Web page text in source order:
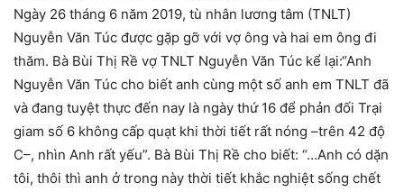
Ngày 26 tháng 6 năm 2019, tù nhân lương tâm (TNLT)
Nguyễn Văn Túc được gặp gỡ với vợ ông và hai em ông đi
thăm. Bà Bùi Thị Rề vợ TNLT Nguyễn Văn Túc kể lại:“Anh
Nguyễn Văn Túc cho biết anh cùng một số anh em TNLT đã
và đang tuyệt thực đến nay là ngày thứ 16 để phản đối Trại
giam số 6 không cấp quạt khi thời tiết rất nóng –trên 42 độ
C–, nhìn Anh rất yếu”. Bà Bùi Thị Rề cho biết: “…Anh có dặn
tôi, thôi thì anh ở trong này thời tiết khắc nghiệt sống chết